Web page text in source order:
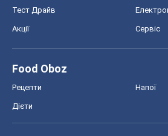
Тест Драйв
Акції Сервіс
Food Oboz
Рецепти Напої
Дієти